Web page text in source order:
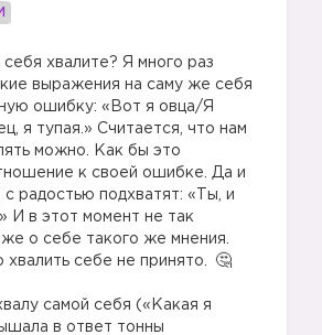
хвалите? Я много раз
выражения на саму же себя
ошибку: «Вот я овца/Я
я тупая.» Считается, что нам
можно. Как бы это
к своей ошибке. Да и
радостью подхватят: «Ты, и
И в этот момент не так
о себе такого же мнения.
хвалить себе не принято.
самой себя («Какая я
в ответ тонны